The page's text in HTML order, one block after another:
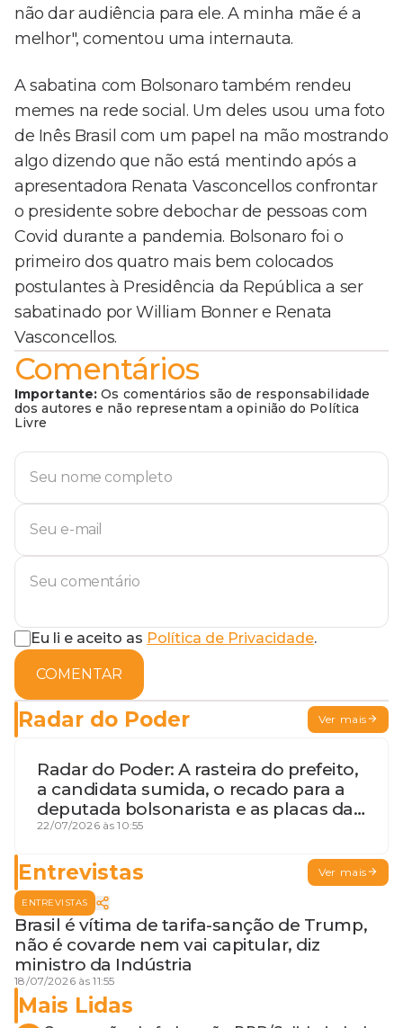
não dar audiência para ele. A minha mãe é a
melhor", comentou uma internauta.
A sabatina com Bolsonaro também rendeu
memes na rede social. Um deles usou uma foto
de Inês Brasil com um papel na mão mostrando
algo dizendo que não está mentindo após a
apresentadora Renata Vasconcellos confrontar
o presidente sobre debochar de pessoas com
Covid durante a pandemia. Bolsonaro foi o
primeiro dos quatro mais bem colocados
postulantes à Presidência da República a ser
sabatinado por William Bonner e Renata
Vasconcellos.
Comentários
Importante: Os comentários são de responsabilidade
dos autores e não representam a opinião do Política
Livre
Eu li e aceito as Política de Privacidade.
COMENTAR
Radar do Poder Ver mais
Radar do Poder: A rasteira do prefeito,
a candidata sumida, o recado para a
deputada bolsonarista e as placas da
discórdia
22/07/2026 às 10:55
Entrevistas Ver mais
ENTREVISTAS
Brasil é vítima de tarifa-sanção de Trump,
não é covarde nem vai capitular, diz
ministro da Indústria
18/07/2026 às 11:55
Mais Lidas